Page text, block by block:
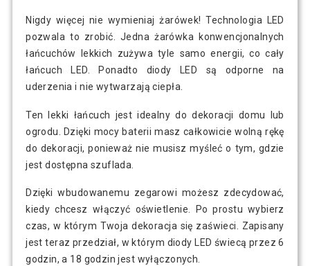
Nigdy więcej nie wymieniaj żarówek! Technologia LED
pozwala to zrobić. Jedna żarówka konwencjonalnych
łańcuchów lekkich zużywa tyle samo energii, co cały
łańcuch LED. Ponadto diody LED są odporne na
uderzenia i nie wytwarzają ciepła.
Ten lekki łańcuch jest idealny do dekoracji domu lub
ogrodu. Dzięki mocy baterii masz całkowicie wolną rękę
do dekoracji, ponieważ nie musisz myśleć o tym, gdzie
jest dostępna szuflada.
Dzięki wbudowanemu zegarowi możesz zdecydować,
kiedy chcesz włączyć oświetlenie. Po prostu wybierz
czas, w którym Twoja dekoracja się zaświeci. Zapisany
jest teraz przedział, w którym diody LED świecą przez 6
godzin, a 18 godzin jest wyłączonych.